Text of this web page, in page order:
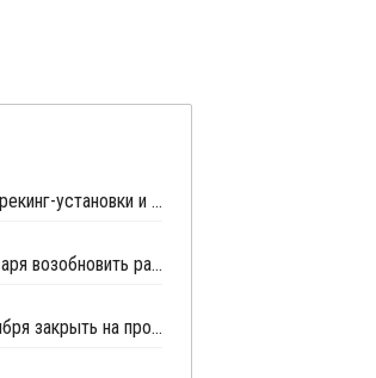
Pemex возобновила работу крекинг-установки и производство ПЭ в Мексике
Pemex планирует в конце января возобновить работу крекинг-установки в Мексике
Pemex планирует в конце ноября закрыть на профилактику крекинг-установку в Мексике